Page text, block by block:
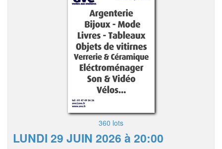
360 lots
LUNDI 29 JUIN 2026 à 20:00